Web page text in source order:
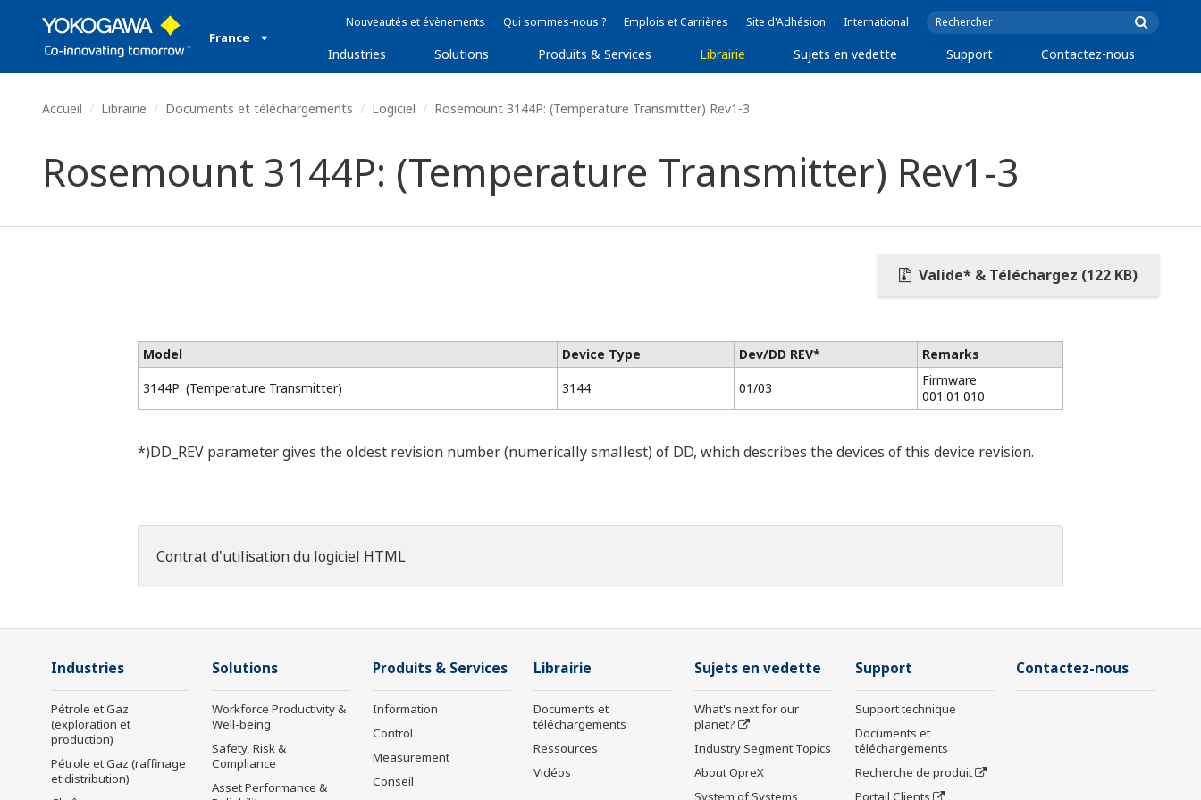
France
Nouveautés et évènements Qui sommes-nous ? Emplois et Carrières Site d'Adhésion International
Industries Solutions Produits & Services Librairie Sujets en vedette Support Contactez-nous
Accueil Librairie Documents et téléchargements Logiciel Rosemount 3144P: (Temperature Transmitter) Rev1-3
Rosemount 3144P: (Temperature Transmitter) Rev1-3
Valide* & Téléchargez (122 KB)
Model Device Type Dev/DD REV*
Remarks
3144P: (Temperature Transmitter)
3144 01/03
Firmware
001.01.010
*)DD_REV parameter gives the oldest revision number (numerically smallest) of DD, which describes the devices of this device revision.
Contrat d'utilisation du logiciel HTML
Industries
Pétrole et Gaz
(exploration et
production)
Pétrole et Gaz (raffinage
et distribution)
Solutions
Workforce Productivity &
Well-being
Safety, Risk &
Compliance
Asset Performance &
Produits & Services
Information
Control
Measurement
Conseil
Librairie
Documents et
téléchargements
Ressources
Vidéos
Sujets en vedette
What's next for our
planet?
Industry Segment Topics
About OpreX
System of Systems
Support
Support technique
Documents et
téléchargements
Recherche de produit
Portail Clients
Contactez-nous